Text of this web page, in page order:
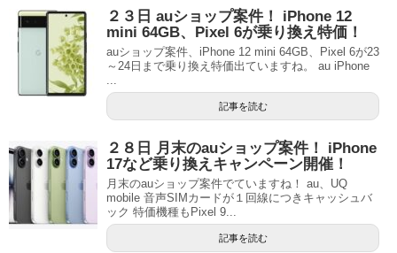
２３日 auショップ案件！ iPhone 12
mini 64GB、Pixel 6が乗り換え特価！
auショップ案件、iPhone 12 mini 64GB、Pixel 6が23
～24日まで乗り換え特価出ていますね。 au iPhone
...
記事を読む
２８日 月末のauショップ案件！ iPhone
17など乗り換えキャンペーン開催！
月末のauショップ案件でていますね！ au、UQ
mobile 音声SIMカードが１回線につきキャッシュバ
ック 特価機種もPixel 9...
記事を読む